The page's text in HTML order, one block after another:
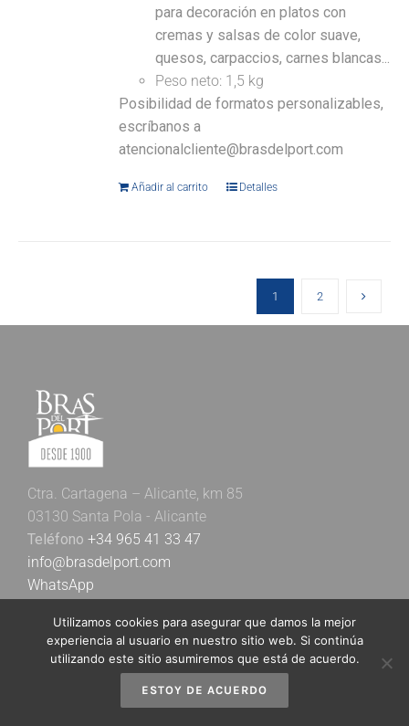
para decoración en platos con
cremas y salsas de color suave,
quesos, carpaccios, carnes blancas...
Peso neto: 1,5 kg
Posibilidad de formatos personalizables,
escríbanos a
atencionalcliente@brasdelport.com
Añadir al carrito Detalles
1 2
Ctra. Cartagena – Alicante, km 85
03130 Santa Pola - Alicante
Teléfono +34 965 41 33 47
info@brasdelport.com
WhatsApp
Utilizamos cookies para asegurar que damos la mejor
experiencia al usuario en nuestro sitio web. Si continúa
utilizando este sitio asumiremos que está de acuerdo.
ESTOY DE ACUERDO